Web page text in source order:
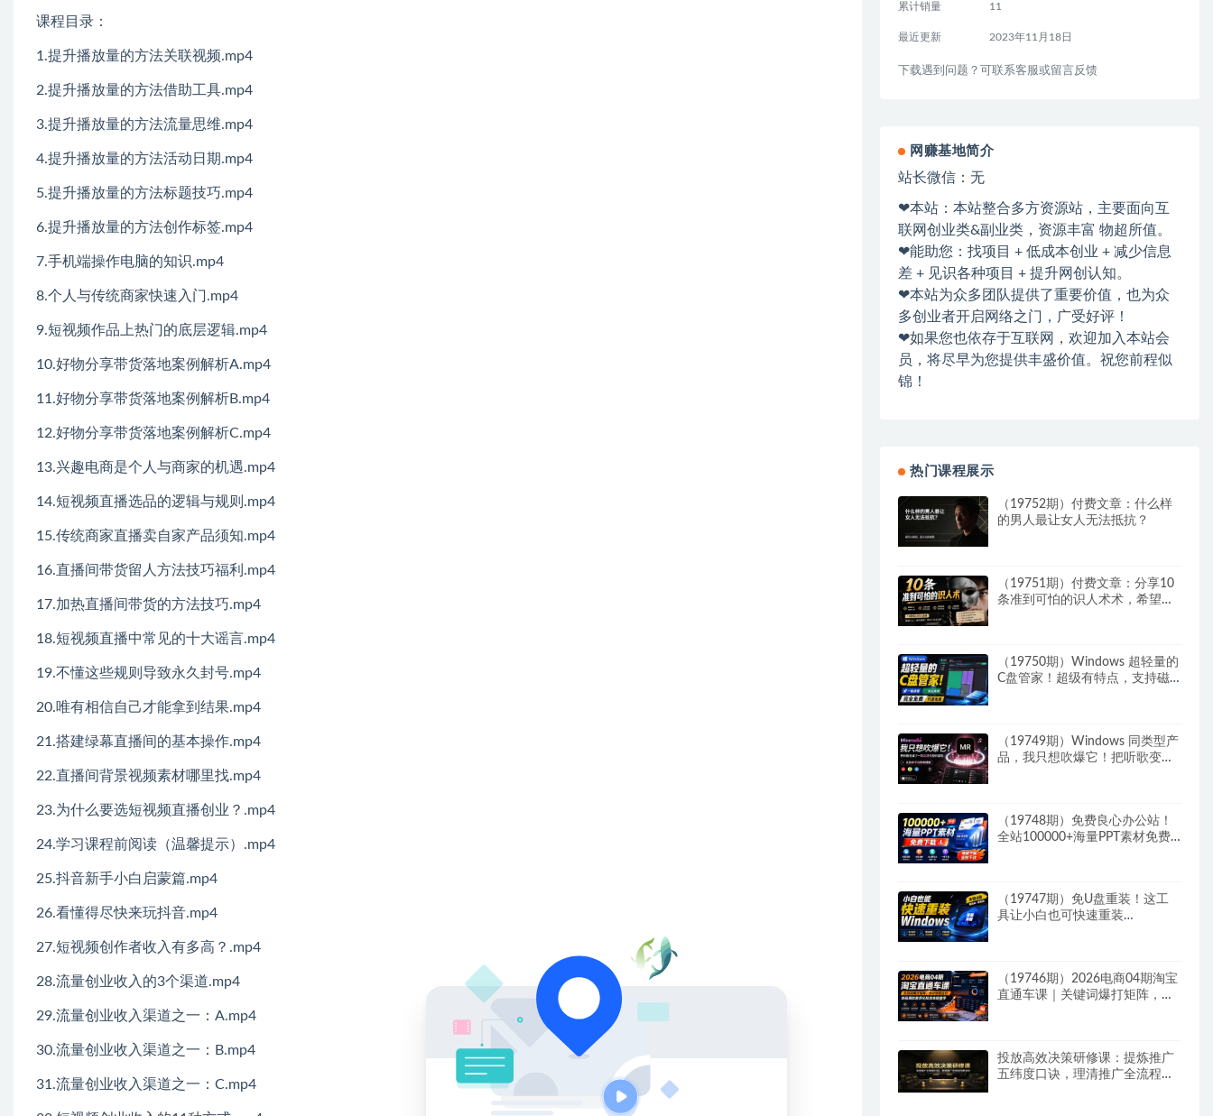
课程目录：
1.提升播放量的方法关联视频.mp4
2.提升播放量的方法借助工具.mp4
3.提升播放量的方法流量思维.mp4
4.提升播放量的方法活动日期.mp4
5.提升播放量的方法标题技巧.mp4
6.提升播放量的方法创作标签.mp4
7.手机端操作电脑的知识.mp4
8.个人与传统商家快速入门.mp4
9.短视频作品上热门的底层逻辑.mp4
10.好物分享带货落地案例解析A.mp4
11.好物分享带货落地案例解析B.mp4
12.好物分享带货落地案例解析C.mp4
13.兴趣电商是个人与商家的机遇.mp4
14.短视频直播选品的逻辑与规则.mp4
15.传统商家直播卖自家产品须知.mp4
16.直播间带货留人方法技巧福利.mp4
17.加热直播间带货的方法技巧.mp4
18.短视频直播中常见的十大谣言.mp4
19.不懂这些规则导致永久封号.mp4
20.唯有相信自己才能拿到结果.mp4
21.搭建绿幕直播间的基本操作.mp4
22.直播间背景视频素材哪里找.mp4
23.为什么要选短视频直播创业？.mp4
24.学习课程前阅读（温馨提示）.mp4
25.抖音新手小白启蒙篇.mp4
26.看懂得尽快来玩抖音.mp4
27.短视频创作者收入有多高？.mp4
28.流量创业收入的3个渠道.mp4
29.流量创业收入渠道之一：A.mp4
30.流量创业收入渠道之一：B.mp4
31.流量创业收入渠道之一：C.mp4
累计销量 11
最近更新 2023年11月18日
下载遇到问题？可联系客服或留言反馈
网赚基地简介
站长微信：无
❤本站：本站整合多方资源站，主要面向互
联网创业类&副业类，资源丰富 物超所值。
❤能助您：找项目 + 低成本创业 + 减少信息
差 + 见识各种项目 + 提升网创认知。
❤本站为众多团队提供了重要价值，也为众
多创业者开启网络之门，广受好评！
❤如果您也依存于互联网，欢迎加入本站会
员，将尽早为您提供丰盛价值。祝您前程似
锦！
热门课程展示
（19752期）付费文章：什么样
的男人最让女人无法抵抗？
（19751期）付费文章：分享10
条准到可怕的识人术术，希望能
（19750期）Windows 超轻量的
C盘管家！超级有特点，支持磁
（19749期）Windows 同类型产
品，我只想吹爆它！把听歌变成
（19748期）免费良心办公站！
全站100000+海量PPT素材免费
（19747期）免U盘重装！这工
具让小白也可快速重装
（19746期）2026电商04期淘宝
直通车课｜关键词爆打矩阵，多
投放高效决策研修课：提炼推广
五纬度口诀，理清推广全流程判